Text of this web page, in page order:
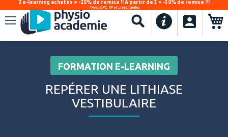
Recherche
2 e-learning achetés = -20% de remise !! À partir de 3 = -30% de remise !!!
*Hors DPC, TP et présentielles
.
FORMATION E-LEARNING
REPÉRER UNE LITHIASE
VESTIBULAIRE